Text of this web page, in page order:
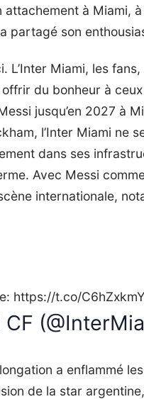
attachement à Miami,
partagé son
L’Inter Miami, les
du bonheur à
jusqu’en 2027 à
l’Inter Miami ne
dans ses
Avec Messi
internationale,
https://t.co/
a enflammé
de la star